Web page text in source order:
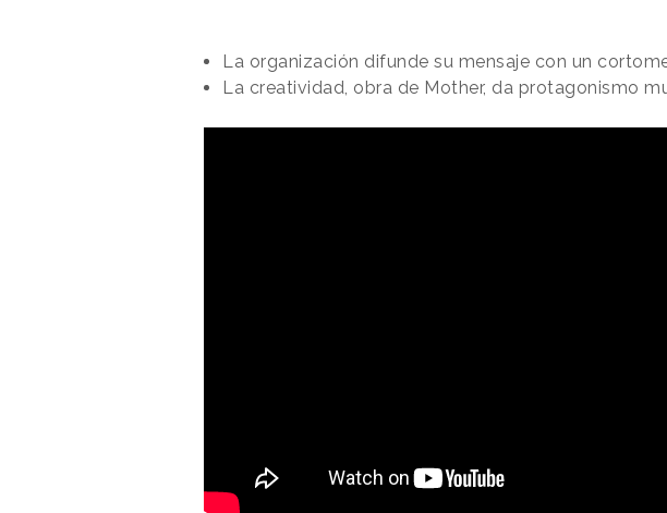
La organización difunde su mensaje con un
La creatividad, obra de Mother, da protagonismo